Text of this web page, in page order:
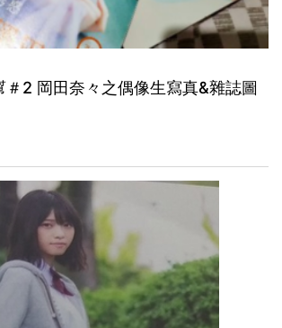
＃2 岡田奈々之偶像生寫真&雜誌圖